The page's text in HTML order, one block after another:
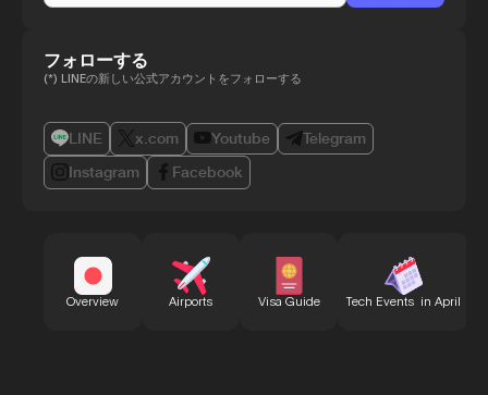
フォローする
(*) LINEの新しい公式アカウントをフォローする
LINE x.com Youtube
Telegram
Instagram
Facebook
Overview Airports Visa Guide Tech Events in April